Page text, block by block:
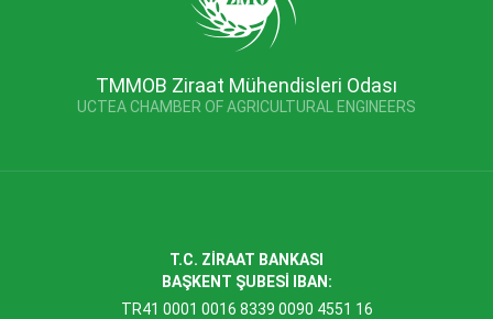
TMMOB Ziraat Mühendisleri Odası
UCTEA CHAMBER OF AGRICULTURAL ENGINEERS
T.C. ZİRAAT BANKASI
BAŞKENT ŞUBESİ IBAN:
TR41 0001 0016 8339 0090 4551 16